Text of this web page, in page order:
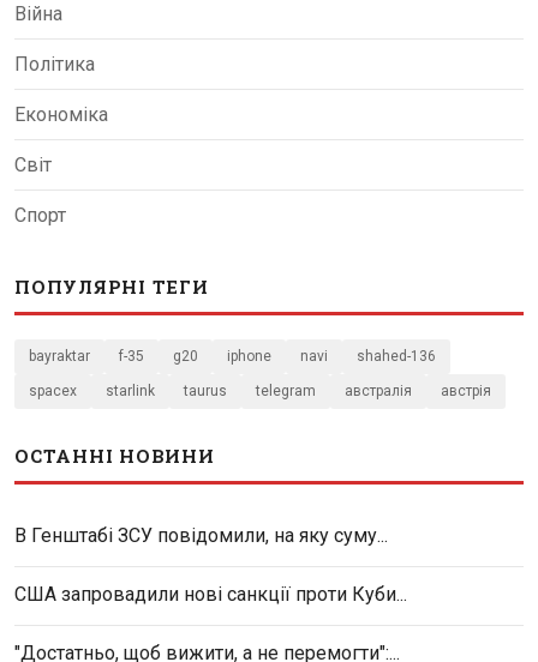
Війна
Політика
Економіка
Світ
Спорт
ПОПУЛЯРНІ ТЕГИ
bayraktar f-35 g20 iphone navi shahed-136
spacex starlink taurus telegram австралія австрія
ОСТАННІ НОВИНИ
В Генштабі ЗСУ повідомили, на яку суму...
США запровадили нові санкції проти Куби...
"Достатньо, щоб вижити, а не перемогти":...